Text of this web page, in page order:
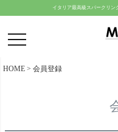
イタリア最高級スパークリン
HOME 会員登録